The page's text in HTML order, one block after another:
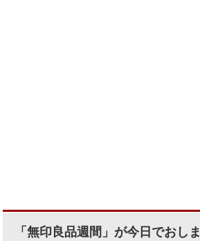
「無印良品週間」が今日でおし